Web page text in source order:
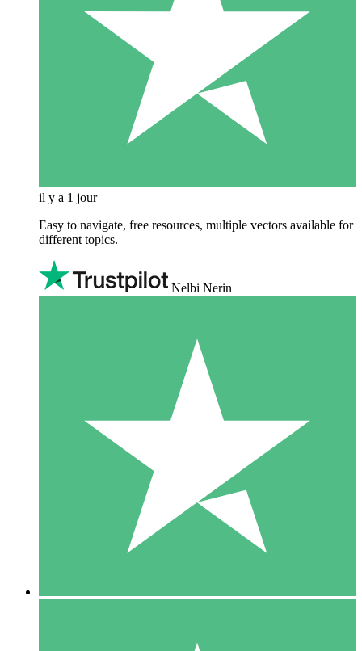
il y a 1 jour
Easy to navigate, free resources, multiple vectors available for
different topics.
Nelbi Nerin